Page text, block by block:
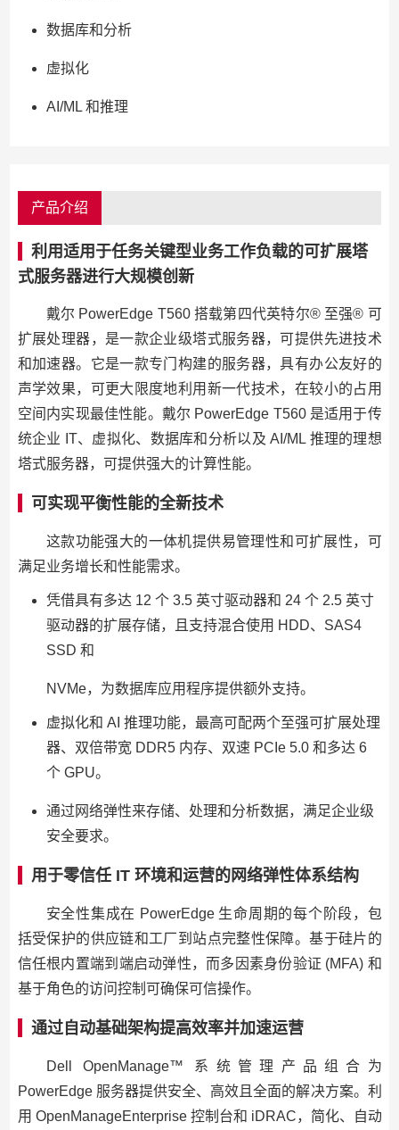
数据库和分析
虚拟化
AI/ML 和推理
产品介绍
利用适用于任务关键型业务工作负载的可扩展塔
式服务器进行大规模创新
戴尔 PowerEdge T560 搭载第四代英特尔® 至强® 可
扩展处理器，是一款企业级塔式服务器，可提供先进技术
和加速器。它是一款专门构建的服务器，具有办公友好的
声学效果，可更大限度地利用新一代技术，在较小的占用
空间内实现最佳性能。戴尔 PowerEdge T560 是适用于传
统企业 IT、虚拟化、数据库和分析以及 AI/ML 推理的理想
塔式服务器，可提供强大的计算性能。
可实现平衡性能的全新技术
这款功能强大的一体机提供易管理性和可扩展性，可
满足业务增长和性能需求。
凭借具有多达 12 个 3.5 英寸驱动器和 24 个 2.5 英寸
驱动器的扩展存储，且支持混合使用 HDD、SAS4
SSD 和
NVMe，为数据库应用程序提供额外支持。
虚拟化和 AI 推理功能，最高可配两个至强可扩展处理
器、双倍带宽 DDR5 内存、双速 PCIe 5.0 和多达 6
个 GPU。
通过网络弹性来存储、处理和分析数据，满足企业级
安全要求。
用于零信任 IT 环境和运营的网络弹性体系结构
安全性集成在 PowerEdge 生命周期的每个阶段，包
括受保护的供应链和工厂到站点完整性保障。基于硅片的
信任根内置端到端启动弹性，而多因素身份验证 (MFA) 和
基于角色的访问控制可确保可信操作。
通过自动基础架构提高效率并加速运营
Dell OpenManage™ 系统管理产品组合为
PowerEdge 服务器提供安全、高效且全面的解决方案。利
用 OpenManageEnterprise 控制台和 iDRAC，简化、自动